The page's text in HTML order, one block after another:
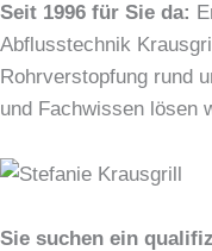
Seit 1996 für Sie da:
Abflusstechnik
Rohrverstopfung rund
und Fachwissen lösen
Sie suchen ein